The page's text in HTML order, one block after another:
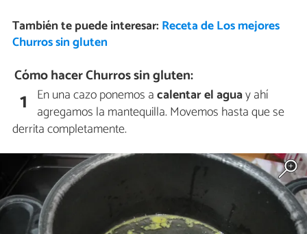
También te puede interesar: Receta de Los mejores
Churros sin gluten
Cómo hacer Churros sin gluten:
1 En una cazo ponemos acalentar el aguay ahí
agregamos la mantequilla. Movemos hasta que se
derrita completamente.